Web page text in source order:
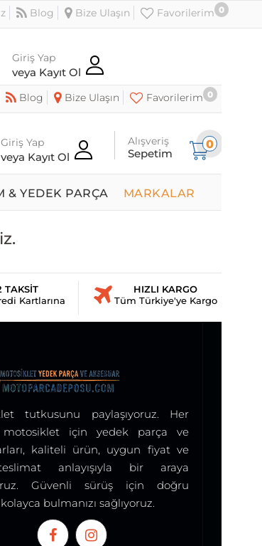
Blog Bize Ulaşın Favorilerim 0
Giriş Yap
veya Kayıt Ol
Blog Bize Ulaşın Favorilerim 0
Giriş Yap
veya Kayıt Ol
0
Alışveriş
Sepetim
& YEDEK PARÇA MARKALAR
TAKSİT
Kartlarına
HIZLI KARGO
Tüm Türkiye'ye Kargo
tutkusunu paylaşıyoruz. Her
için yedek parça ve
kaliteli ürün, uygun fiyat ve
anlayışıyla bir araya
Güvenli sürüş için doğru
bulmanızı sağlıyoruz.